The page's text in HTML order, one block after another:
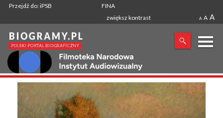
Przejdź do: iPSB
FINA
zwiększ kontrast
A A A
X
SZUKANA FRAZA